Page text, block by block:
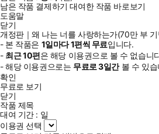
남은 작품 결제하기 대여한 작품 바로보기
도움말
닫기
개정판｜왜 나는 너를 사랑하는가(70만 부
- 본 작품은 1일마다1편씩 무료입니다.
- 최근10편은 해당 이용권으로 볼 수 없습니
- 해당 이용권으로는 무료로3일간볼 수 있습
확인
무료로 보기
닫기
작품 제목
대여 기간 : 일
이용권 선택